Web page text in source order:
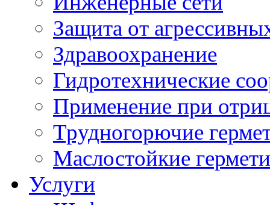
Защита от
Здравоохранение
Гидротехнические
Применение при
Трудногорючие
Маслостойкие
Услуги